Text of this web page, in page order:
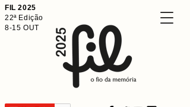
FIL 2025
22ª Edição
8-15 OUT